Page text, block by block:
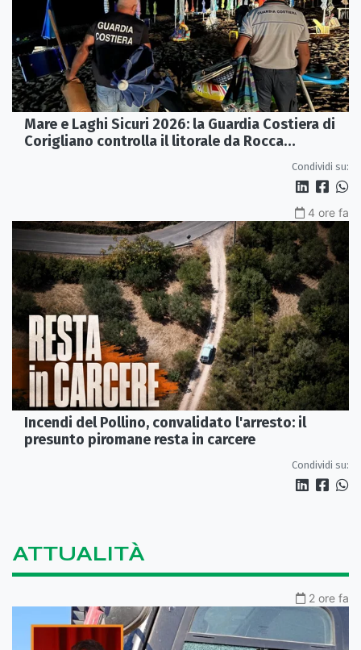
Mare e Laghi Sicuri 2026: la Guardia Costiera di
Corigliano controlla il litorale da Rocca
Condividi su:
4 ore fa
Incendi del Pollino, convalidato l'arresto: il
presunto piromane resta in carcere
Condividi su:
ATTUALITÀ
2 ore fa